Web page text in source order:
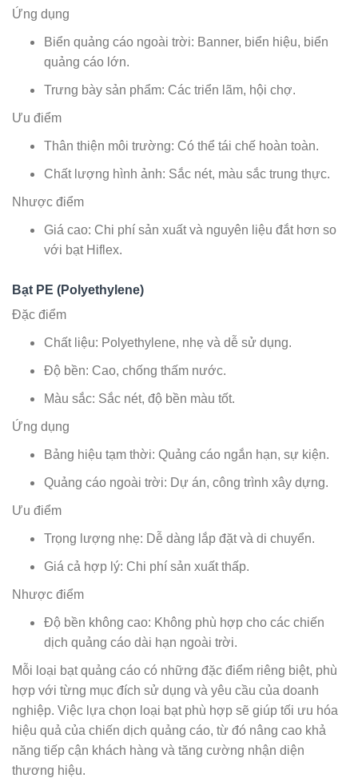
Ứng dụng
Biển quảng cáo ngoài trời: Banner, biển hiệu, biển
quảng cáo lớn.
Trưng bày sản phẩm: Các triển lãm, hội chợ.
Ưu điểm
Thân thiện môi trường: Có thể tái chế hoàn toàn.
Chất lượng hình ảnh: Sắc nét, màu sắc trung thực.
Nhược điểm
Giá cao: Chi phí sản xuất và nguyên liệu đắt hơn so
với bạt Hiflex.
Bạt PE (Polyethylene)
Đặc điểm
Chất liệu: Polyethylene, nhẹ và dễ sử dụng.
Độ bền: Cao, chống thấm nước.
Màu sắc: Sắc nét, độ bền màu tốt.
Ứng dụng
Bảng hiệu tạm thời: Quảng cáo ngắn hạn, sự kiện.
Quảng cáo ngoài trời: Dự án, công trình xây dựng.
Ưu điểm
Trọng lượng nhẹ: Dễ dàng lắp đặt và di chuyển.
Giá cả hợp lý: Chi phí sản xuất thấp.
Nhược điểm
Độ bền không cao: Không phù hợp cho các chiến
dịch quảng cáo dài hạn ngoài trời.
Mỗi loại bạt quảng cáo có những đặc điểm riêng biệt, phù
hợp với từng mục đích sử dụng và yêu cầu của doanh
nghiệp. Việc lựa chọn loại bạt phù hợp sẽ giúp tối ưu hóa
hiệu quả của chiến dịch quảng cáo, từ đó nâng cao khả
năng tiếp cận khách hàng và tăng cường nhận diện
thương hiệu.